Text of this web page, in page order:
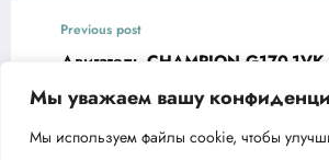
Мы уважаем вашу
Мы используем файлы cookie, чтобы
Previous post
Двигатель CHAMPION G170-